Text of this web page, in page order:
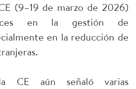
(9–19 de marzo de 2026)
en la gestión de
en la reducción de
CE aún señaló varias